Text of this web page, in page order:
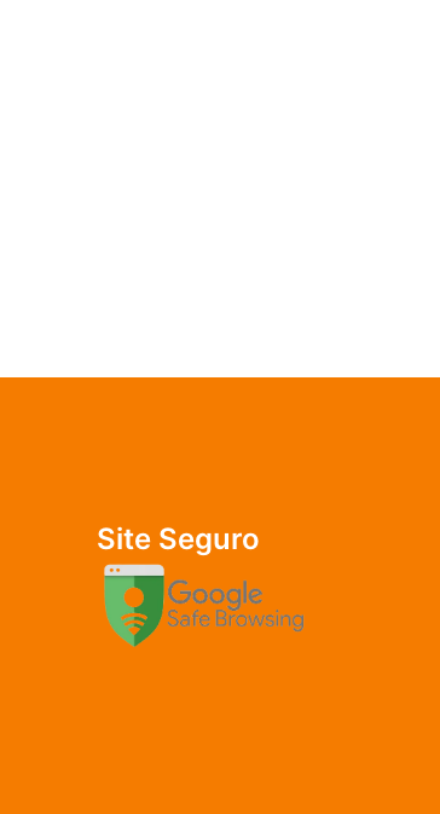
Site Seguro